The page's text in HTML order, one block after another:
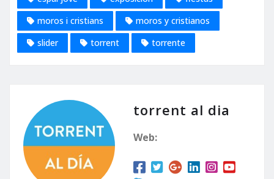
moros i cristians
moros y cristianos
slider
torrent torrente
torrent al dia
Web: